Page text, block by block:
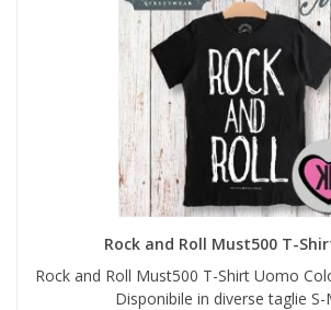
Rock and Roll Must500 T-
Rock and Roll Must500 T-Shirt Uomo
Disponibile in diverse taglie S-